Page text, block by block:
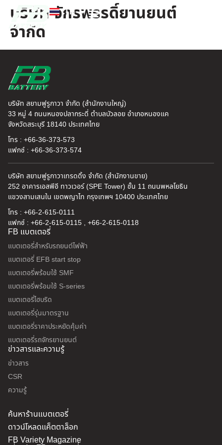
TH
EN
บริษัท จักรพรรดิ์ยานยนต์
จำกัด
บริษัท สยามฟูรูกาวา จำกัด (สำนักงานใหญ่)
33 หมู่ 4 ถนนหนองปลากระดี่ ตำบลบัวลอย อำเภอหนองแค
จังหวัดสระบุรี 18140 ประเทศไทย
โทร : +66-36-373-573
แฟกซ์ : +66-36-373-574
บริษัท สยามฟูรูกาวาเทรดดิ้ง จำกัด (สำนักงานขาย)
252 อาคารเอสพีอี ทาวเวอร์ (SPE Tower) ชั้น 11 ถนนพหลโยธิน
แขวงสามเสนใน เขตพญาไท กรุงเทพฯ 10400 ประเทศไทย
โทร : +66-2-615-0111
แฟกซ์ : +66-2-615-0115 , +66-2-615-0118
FB แบตเตอรี่
แบตเตอรี่สำหรับรถยนต์ไฟฟ้า
แบตเตอรี่ EFB start stop
แบตเตอรี่พร้อมใช้ SMF
แบตเตอรี่พร้อมใช้ S-series
แบตเตอรี่ไฮบริด
แบตเตอรี่รุ่นมาตรฐาน
แบตเตอรี่ราคาประหยัดคุ้มค่า
แบตเตอรี่รถจักรยานยนต์
ข่าวสารและความรู้
ข่าวสาร
CSR
ความรู้
ค้นหาร้านแบตเตอรี่
ดาวน์โหลดแค็ตตาล็อก
FB Variety Magazine